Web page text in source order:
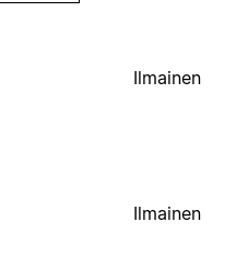
Ilmainen
Ilmainen